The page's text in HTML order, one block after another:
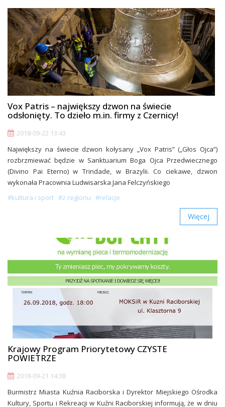
Vox Patris – największy dzwon na świecie
odsłonięty. To dzieło m.in. firmy z Czernicy!
2018-09-22 13:43
Największy na świecie dzwon kołysany „Vox Patris” („Głos Ojca”)
rozbrzmiewać będzie w Sanktuarium Boga Ojca Przedwiecznego
(Divino Pai Eterno) w Trindade, w Brazylii. Co ciekawe, dzwon
wykonała Pracownia Ludwisarska Jana Felczyńskiego
#kultura i sport #z regionu #relacje
Więcej
Krajowy Program Priorytetowy CZYSTE
POWIETRZE
2018-09-21 14:38
Burmistrz Miasta Kuźnia Raciborska i Dyrektor Miejskiego Ośrodka
Kultury, Sportu i Rekreacji w Kuźni Raciborskiej informują, że w dniu